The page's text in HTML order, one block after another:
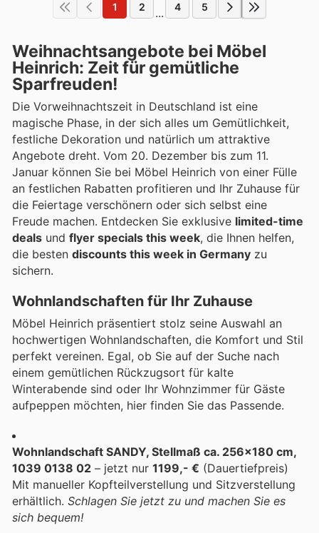
1 2 ... 4 5
Weihnachtsangebote bei Möbel
Heinrich: Zeit für gemütliche
Sparfreuden!
Die Vorweihnachtszeit in Deutschland ist eine
magische Phase, in der sich alles um Gemütlichkeit,
festliche Dekoration und natürlich um attraktive
Angebote dreht. Vom 20. Dezember bis zum 11.
Januar können Sie bei Möbel Heinrich von einer Fülle
an festlichen Rabatten profitieren und Ihr Zuhause für
die Feiertage verschönern oder sich selbst eine
Freude machen. Entdecken Sie exklusive limited-time
deals und flyer specials this week, die Ihnen helfen,
die besten discounts this week in Germany zu
sichern.
Wohnlandschaften für Ihr Zuhause
Möbel Heinrich präsentiert stolz seine Auswahl an
hochwertigen Wohnlandschaften, die Komfort und Stil
perfekt vereinen. Egal, ob Sie auf der Suche nach
einem gemütlichen Rückzugsort für kalte
Winterabende sind oder Ihr Wohnzimmer für Gäste
aufpeppen möchten, hier finden Sie das Passende.
Wohnlandschaft SANDY, Stellmaß ca. 256x180 cm,
1039 0138 02 – jetzt nur 1199,- € (Dauertiefpreis)
Mit manueller Kopfteilverstellung und Sitzverstellung
erhältlich. Schlagen Sie jetzt zu und machen Sie es
sich bequem!